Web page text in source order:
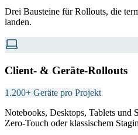
Drei Bausteine für Rollouts, die
landen.
Client- & Geräte-Rollouts
1.200+ Geräte pro Projekt
Notebooks, Desktops, Tablets und
Zero-Touch oder klassischem